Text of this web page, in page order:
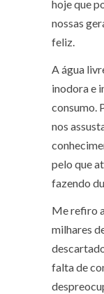
hoje que
nossas
feliz.
A água
inodora e
consumo.
nos
pelo que
fazendo
Me refiro
milhares
falta de